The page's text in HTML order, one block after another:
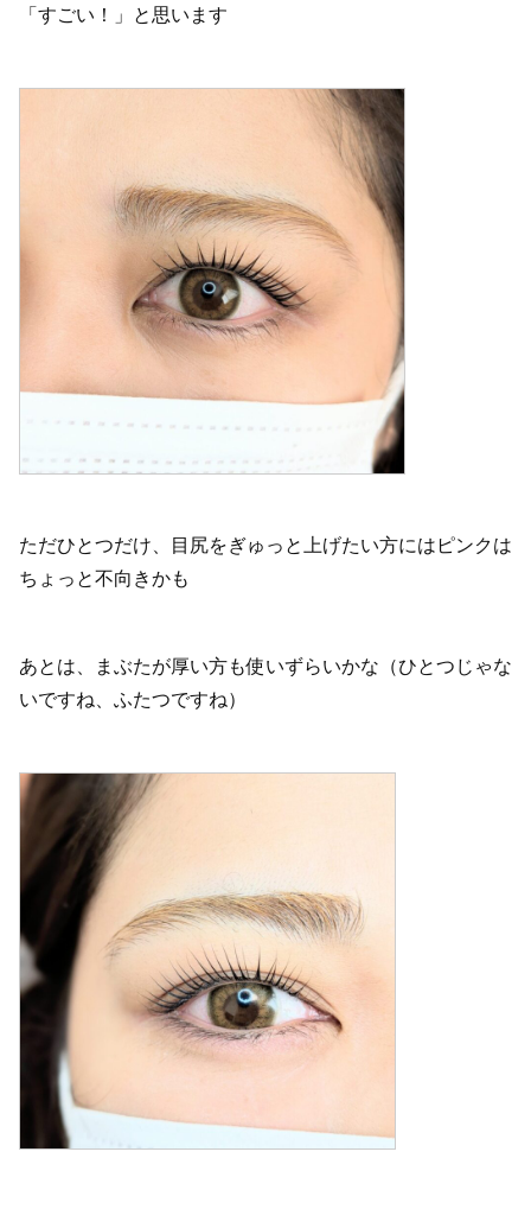
「すごい！」と思います
ただひとつだけ、目尻をぎゅっと上げたい方にはピンクは
ちょっと不向きかも
あとは、まぶたが厚い方も使いずらいかな（ひとつじゃな
いですね、ふたつですね）